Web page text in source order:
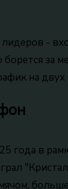
-
за
на двух
года в